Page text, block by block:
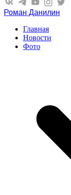
Роман Данилин
Главная
Новости
Фото